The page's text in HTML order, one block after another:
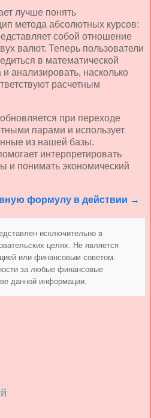
лучше понять
метода абсолютных курсов:
собой отношение
валют. Теперь пользователи
в математической
анализировать, насколько
расчетным
при переходе
парами и использует
из нашей базы.
интерпретировать
и понимать экономический
формулу в действии →
исключительно в
целях. Не является
или финансовым советом.
за любые финансовые
данной информации.